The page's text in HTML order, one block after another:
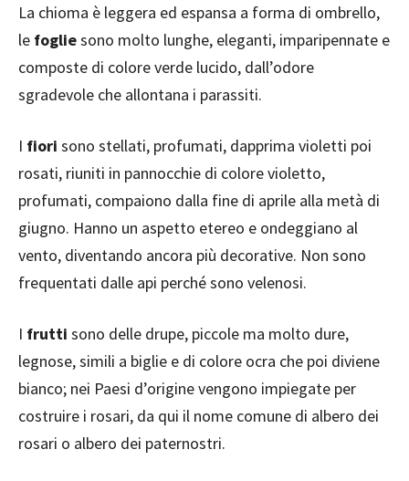
La chioma è leggera ed espansa a forma di ombrello,
le fogliesono molto lunghe, eleganti, imparipennate e
composte di colore verde lucido, dall’odore
sgradevole che allontana i parassiti.
I fiori sono stellati, profumati, dapprima violetti poi
rosati, riuniti in pannocchie di colore violetto,
profumati, compaiono dalla fine di aprile alla metà di
giugno. Hanno un aspetto etereo e ondeggiano al
vento, diventando ancora più decorative. Non sono
frequentati dalle api perché sono velenosi.
I frutti sono delle drupe, piccole ma molto dure,
legnose, simili a biglie e di colore ocra che poi diviene
bianco; nei Paesi d’origine vengono impiegate per
costruire i rosari, da qui il nome comune di albero dei
rosari o albero dei paternostri.